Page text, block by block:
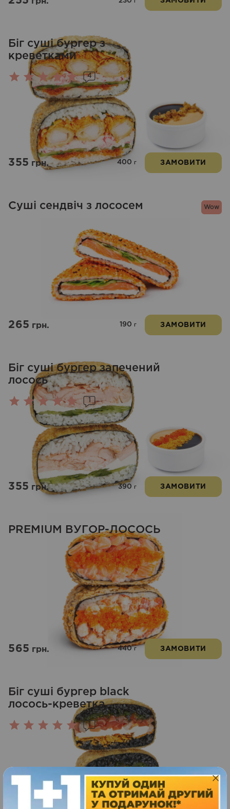
Біг суші бургер з
креветками
Оцінено
5.00
з 5
4
355грн. 400 г ЗАМОВИТИ
Wow
Суші сендвіч з лососем
265грн. 190 г ЗАМОВИТИ
Біг суші бургер запечений
лосось
Оцінено
5.00
355грн. 390 г ЗАМОВИТИ
PREMIUM ВУГОР-ЛОСОСЬ
565грн. 440 г ЗАМОВИТИ
Біг суші бургер black
лосось-креветка
5.00
1